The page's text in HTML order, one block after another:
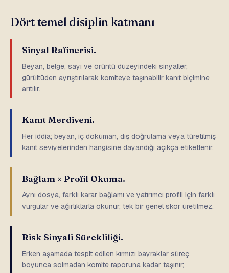
Dört temel disiplin katmanı
Sinyal Rafinerisi.
Beyan, belge, sayı ve örüntü düzeyindeki sinyaller;
gürültüden ayrıştırılarak komiteye taşınabilir kanıt biçimine
arıtılır.
Kanıt Merdiveni.
Her iddia; beyan, iç doküman, dış doğrulama veya türetilmiş
kanıt seviyelerinden hangisine dayandığı açıkça etiketlenir.
Bağlam × Profil Okuma.
Aynı dosya, farklı karar bağlamı ve yatırımcı profili için farklı
vurgular ve ağırlıklarla okunur; tek bir genel skor üretilmez.
Risk Sinyali Sürekliliği.
Erken aşamada tespit edilen kırmızı bayraklar süreç
boyunca solmadan komite raporuna kadar taşınır;